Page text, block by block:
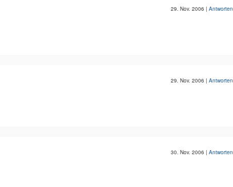
29. Nov. 2006 | Antworten
29. Nov. 2006 | Antworten
30. Nov. 2006 | Antworten